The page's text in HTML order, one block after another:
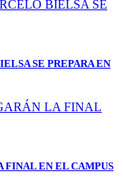
SE PREPARA EN
FINAL EN EL CAMPUS